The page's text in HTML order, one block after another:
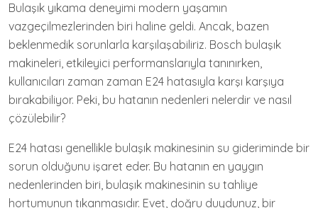
Bulaşık yıkama deneyimi modern yaşamın
vazgeçilmezlerinden biri haline geldi. Ancak, bazen
beklenmedik sorunlarla karşılaşabiliriz. Bosch bulaşık
makineleri, etkileyici performanslarıyla tanınırken,
kullanıcıları zaman zaman E24 hatasıyla karşı karşıya
bırakabiliyor. Peki, bu hatanın nedenleri nelerdir ve nasıl
çözülebilir?
E24 hatası genellikle bulaşık makinesinin su gideriminde bir
sorun olduğunu işaret eder. Bu hatanın en yaygın
nedenlerinden biri, bulaşık makinesinin su tahliye
hortumunun tıkanmasıdır. Evet, doğru duydunuz, bir